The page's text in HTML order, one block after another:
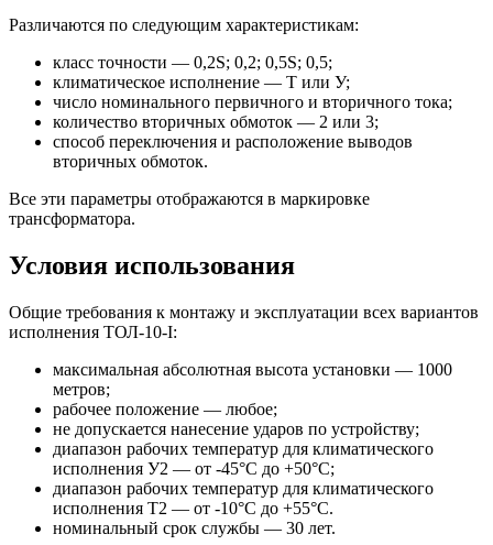
Различаются по следующим характеристикам:
класс точности — 0,2S; 0,2; 0,5S; 0,5;
климатическое исполнение — Т или У;
число номинального первичного и вторичного тока;
количество вторичных обмоток — 2 или 3;
способ переключения и расположение выводов
вторичных обмоток.
Все эти параметры отображаются в маркировке
трансформатора.
Условия использования
Общие требования к монтажу и эксплуатации всех вариантов
исполнения ТОЛ-10-I:
максимальная абсолютная высота установки — 1000
метров;
рабочее положение — любое;
не допускается нанесение ударов по устройству;
диапазон рабочих температур для климатического
исполнения У2 — от -45°С до +50°С;
диапазон рабочих температур для климатического
исполнения Т2 — от -10°С до +55°С.
номинальный срок службы — 30 лет.